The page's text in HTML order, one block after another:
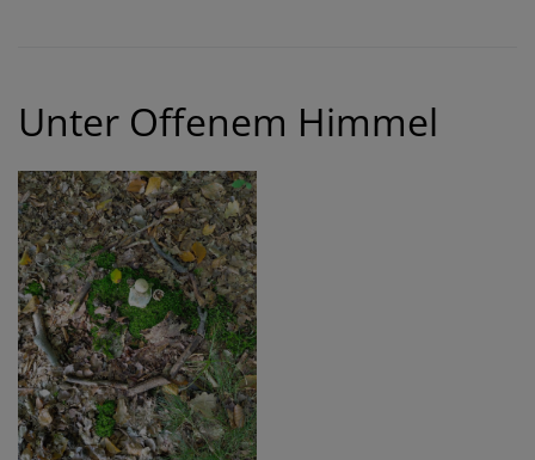
Unter Offenem Himmel